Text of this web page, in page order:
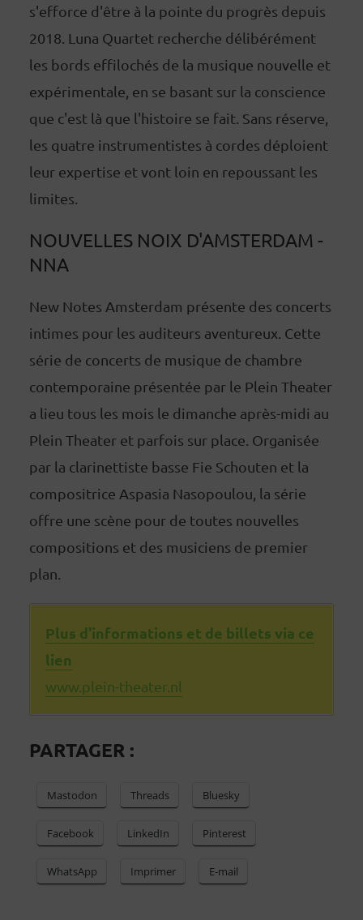
s'efforce d'être à la pointe du progrès depuis
2018. Luna Quartet recherche délibérément
les bords effilochés de la musique nouvelle et
expérimentale, en se basant sur la conscience
que c'est là que l'histoire se fait. Sans réserve,
les quatre instrumentistes à cordes déploient
leur expertise et vont loin en repoussant les
limites.
NOUVELLES NOIX D'AMSTERDAM -
NNA
New Notes Amsterdam présente des concerts
intimes pour les auditeurs aventureux. Cette
série de concerts de musique de chambre
contemporaine présentée par le Plein Theater
a lieu tous les mois le dimanche après-midi au
Plein Theater et parfois sur place. Organisée
par la clarinettiste basse Fie Schouten et la
compositrice Aspasia Nasopoulou, la série
offre une scène pour de toutes nouvelles
compositions et des musiciens de premier
plan.
Plus d'informations et de billets via ce
lien
www.plein-theater.nl
PARTAGER :
Mastodon Threads Bluesky
Facebook LinkedIn Pinterest
WhatsApp Imprimer E-mail